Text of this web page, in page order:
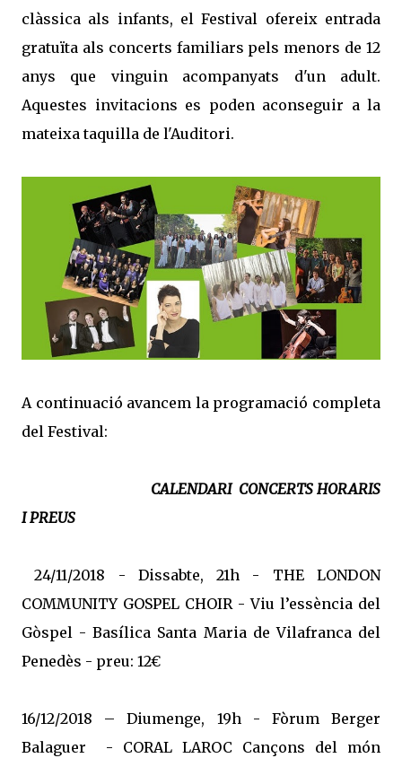
clàssica als infants, el Festival ofereix entrada
gratuïta als concerts familiars pels menors de 12
anys que vinguin acompanyats d'un adult.
Aquestes invitacions es poden aconseguir a la
mateixa taquilla de l'Auditori.
A continuació avancem la programació completa
del Festival:
CALENDARI CONCERTS HORARIS
I PREUS
24/11/2018 - Dissabte, 21h - THE LONDON
COMMUNITY GOSPEL CHOIR - Viu l’essència del
Gòspel - Basílica Santa Maria de Vilafranca del
Penedès - preu: 12€
16/12/2018 – Diumenge, 19h - Fòrum Berger
Balaguer - CORAL LAROC Cançons del món